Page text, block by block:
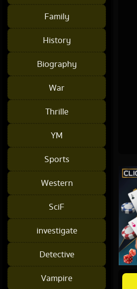
Family
History
Biography
War
Thrille
YM
Sports
Western
SciF
investigate
Detective
Vampire